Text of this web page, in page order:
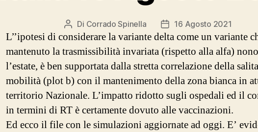
Autore
articolo
Di Corrado Spinella
Data
dell'articolo
16 Agosto 2021
L’’ipotesi di considerare la variante delta come un variante
mantenuto la trasmissibilità invariata (rispetto alla alfa)
l’estate, è ben supportata dalla stretta correlazione della
mobilità (plot b) con il mantenimento della zona bianca in
territorio Nazionale. L’impatto ridotto sugli ospedali ed il
in termini di RT è certamente dovuto alle vaccinazioni.
Ed ecco il file con le simulazioni aggiornate ad oggi. E’